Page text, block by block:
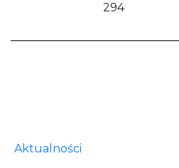
294
Aktualności